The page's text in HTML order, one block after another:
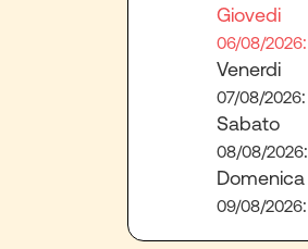
Giovedi
06/08/2026:
Venerdi
07/08/2026:
Sabato
08/08/2026:
Domenica
09/08/2026: